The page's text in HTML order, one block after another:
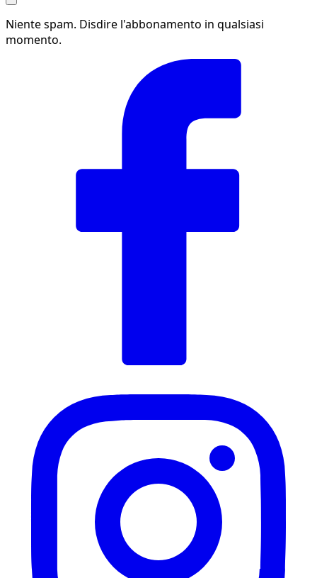
Niente spam. Disdire l'abbonamento in qualsiasi
momento.